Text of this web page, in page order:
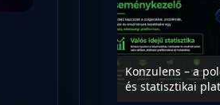
Konzulens – a
és statisztikai